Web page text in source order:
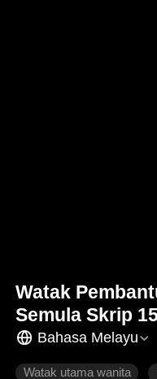
Watak
Semula Skrip
Bahasa Melayu
Watak utama wanita